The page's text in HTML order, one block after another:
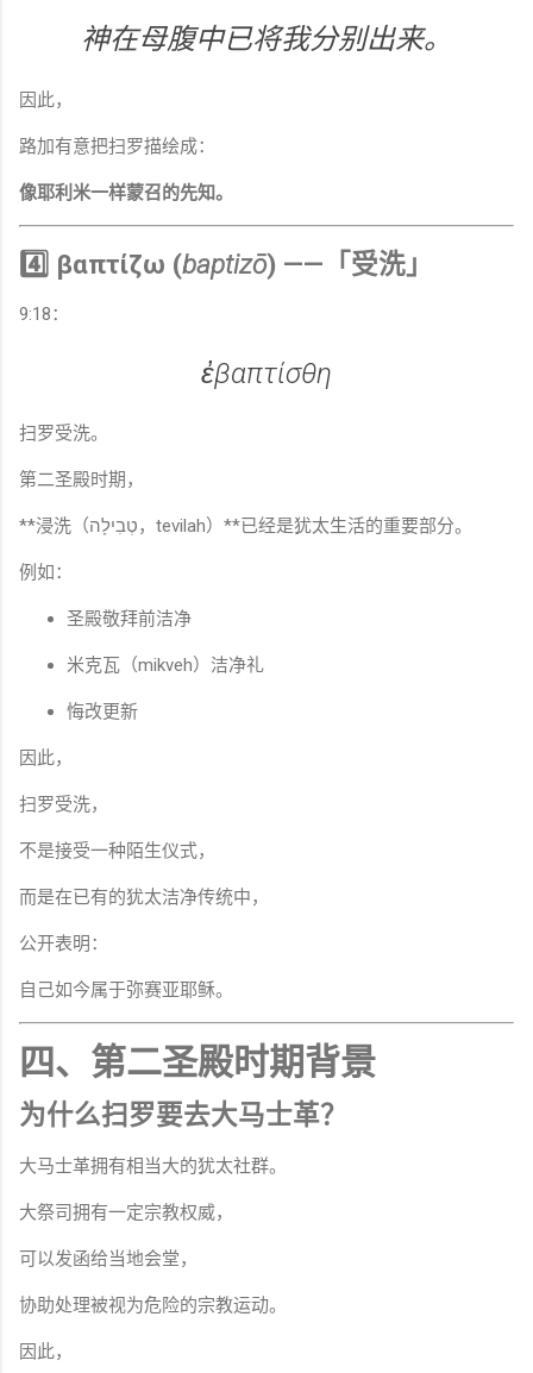
神在母腹中已将我分别出来。
因此，
路加有意把扫罗描绘成：
像耶利米一样蒙召的先知。
4️⃣ βαπτίζω (baptizō) ——「受洗」
9:18：
ἐβαπτίσθη
扫罗受洗。
第二圣殿时期，
**浸洗（טְבִילָה，tevilah）**已经是犹太生活的重要部分。
例如：
圣殿敬拜前洁净
米克瓦（mikveh）洁净礼
悔改更新
因此，
扫罗受洗，
不是接受一种陌生仪式，
而是在已有的犹太洁净传统中，
公开表明：
自己如今属于弥赛亚耶稣。
四、第二圣殿时期背景
为什么扫罗要去大马士革？
大马士革拥有相当大的犹太社群。
大祭司拥有一定宗教权威，
可以发函给当地会堂，
协助处理被视为危险的宗教运动。
因此，